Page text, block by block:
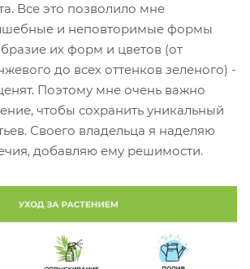
Все это позволило мне
и неповторимые формы
их форм и цветов (от
до всех оттенков зеленого) -
Поэтому мне очень важно
чтобы сохранить уникальный
Своего владельца я наделяю
добавляю ему решимости.